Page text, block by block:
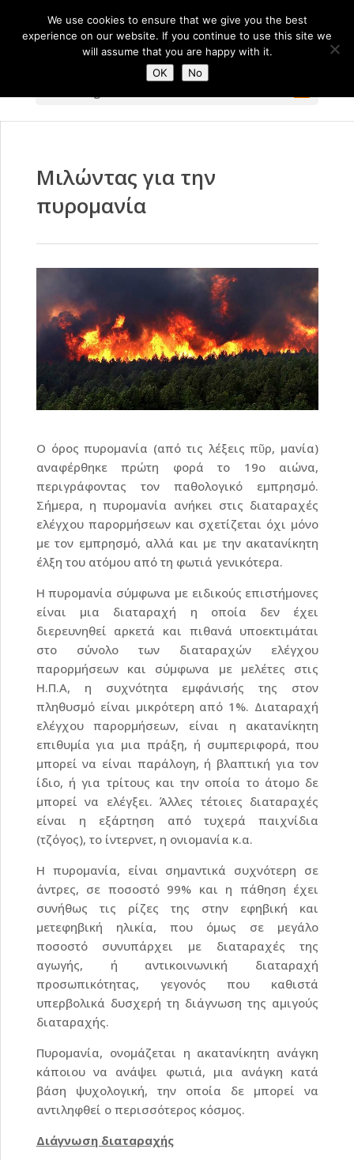
Μιλώντας για την
πυρομανία
Ο όρος πυρομανία (από τις λέξεις πῦρ, μανία)
αναφέρθηκε πρώτη φορά το 19ο αιώνα,
περιγράφοντας τον παθολογικό εμπρησμό.
Σήμερα, η πυρομανία ανήκει στις διαταραχές
ελέγχου παρορμήσεων και σχετίζεται όχι μόνο
με τον εμπρησμό, αλλά και με την ακατανίκητη
έλξη του ατόμου από τη φωτιά γενικότερα.
Η πυρομανία σύμφωνα με ειδικούς επιστήμονες
είναι μια διαταραχή η οποία δεν έχει
διερευνηθεί αρκετά και πιθανά υποεκτιμάται
στο σύνολο των διαταραχών ελέγχου
παρορμήσεων και σύμφωνα με μελέτες στις
Η.Π.Α, η συχνότητα εμφάνισής της στον
πληθυσμό είναι μικρότερη από 1%. Διαταραχή
ελέγχου παρορμήσεων, είναι η ακατανίκητη
επιθυμία για μια πράξη, ή συμπεριφορά, που
μπορεί να είναι παράλογη, ή βλαπτική για τον
ίδιο, ή για τρίτους και την οποία το άτομο δε
μπορεί να ελέγξει. Άλλες τέτοιες διαταραχές
είναι η εξάρτηση από τυχερά παιχνίδια
(τζόγος), το ίντερνετ, η ονιομανία κ.α.
Η πυρομανία, είναι σημαντικά συχνότερη σε
άντρες, σε ποσοστό 99% και η πάθηση έχει
συνήθως τις ρίζες της στην εφηβική και
μετεφηβική ηλικία, που όμως σε μεγάλο
ποσοστό συνυπάρχει με διαταραχές της
αγωγής, ή αντικοινωνική διαταραχή
προσωπικότητας, γεγονός που καθιστά
υπερβολικά δυσχερή τη διάγνωση της αμιγούς
διαταραχής.
Πυρομανία, ονομάζεται η ακατανίκητη ανάγκη
κάποιου να ανάψει φωτιά, μια ανάγκη κατά
βάση ψυχολογική, την οποία δε μπορεί να
αντιληφθεί ο περισσότερος κόσμος.
Διάγνωση διαταραχής
We use cookies to ensure that we give you the best
experience on our website. If you continue to use this site we
will assume that you are happy with it.
OK
No